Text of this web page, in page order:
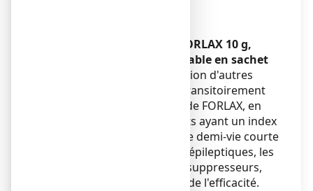
Autres médicaments et FORLAX 10 g,
poudre pour solution buvable en sachet
Il est possible que l'absorption d'autres
médicaments puisse être transitoirement
réduite lors de l’utilisation de FORLAX, en
particulier des médicaments ayant un index
thérapeutique étroit ou une demi-vie courte
comme la digoxine, les antiépileptiques, les
coumarines et les immunosuppresseurs,
entraînant une diminution de l'efficacité.